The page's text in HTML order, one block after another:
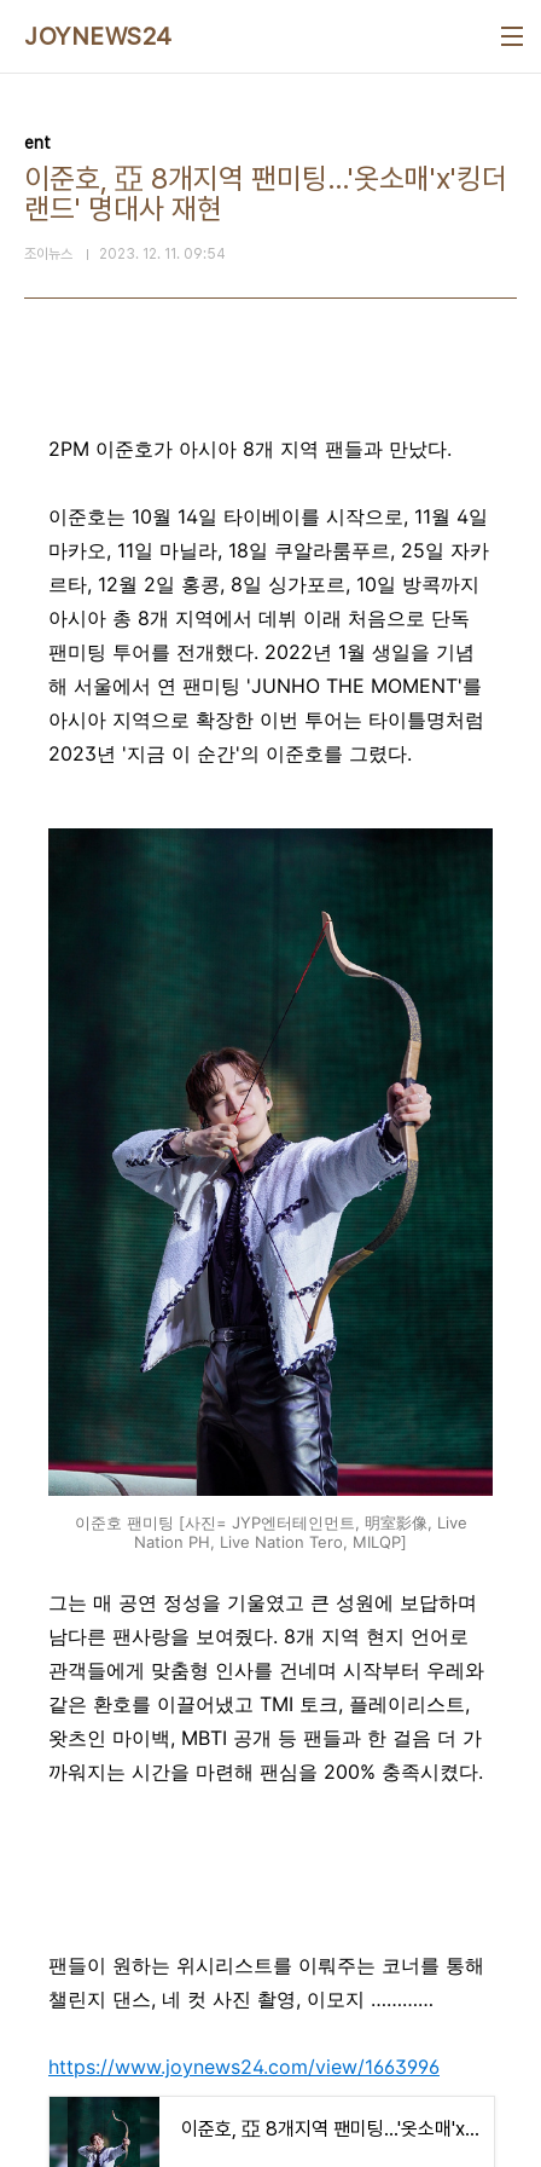
JOYNEWS24
ent
이준호, 亞 8개지역 팬미팅…'옷소매'x'킹더
랜드' 명대사 재현
조이뉴스 2023. 12. 11. 09:54
2PM 이준호가 아시아 8개 지역 팬들과 만났다.
이준호는 10월 14일 타이베이를 시작으로, 11월 4일
마카오, 11일 마닐라, 18일 쿠알라룸푸르, 25일 자카
르타, 12월 2일 홍콩, 8일 싱가포르, 10일 방콕까지
아시아 총 8개 지역에서 데뷔 이래 처음으로 단독
팬미팅 투어를 전개했다. 2022년 1월 생일을 기념
해 서울에서 연 팬미팅 'JUNHO THE MOMENT'를
아시아 지역으로 확장한 이번 투어는 타이틀명처럼
2023년 '지금 이 순간'의 이준호를 그렸다.
이준호 팬미팅 [사진= JYP엔터테인먼트, 明室影像, Live
Nation PH, Live Nation Tero, MILQP]
그는 매 공연 정성을 기울였고 큰 성원에 보답하며
남다른 팬사랑을 보여줬다. 8개 지역 현지 언어로
관객들에게 맞춤형 인사를 건네며 시작부터 우레와
같은 환호를 이끌어냈고 TMI 토크, 플레이리스트,
왓츠인 마이백, MBTI 공개 등 팬들과 한 걸음 더 가
까워지는 시간을 마련해 팬심을 200% 충족시켰다.
팬들이 원하는 위시리스트를 이뤄주는 코너를 통해
챌린지 댄스, 네 컷 사진 촬영, 이모지 …………
https://www.joynews24.com/view/1663996
이준호, 亞 8개지역 팬미팅…'옷소매'x'킹더랜드' 명대사 재현